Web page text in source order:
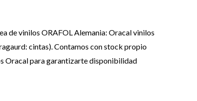
de vinilos ORAFOL Alemania: Oracal vinilos
cintas). Contamos con stock propio
Oracal para garantizarte disponibilidad